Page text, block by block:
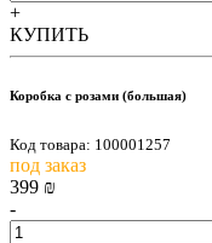
+
КУПИТЬ
Коробка с розами (большая)
Код товара: 100001257
под заказ
399 ₪
-